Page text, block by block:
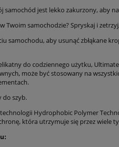
samochód jest lekko zakurzony, aby
Twoim samochodzie? Spryskaj i
samochodu, aby usunąć zbłąkane
do codziennego użytku,
może być stosowany na
do szyb.
Hydrophobic Polymer
która utrzymuje się przez wiele